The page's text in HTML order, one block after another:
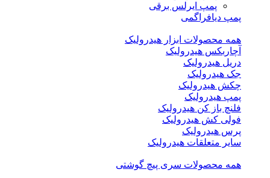
پمپ ایرلس برقی
پمپ دیافراگمی
همه محصولات ابزار هیدرولیک
آچاربکس هیدرولیک
دریل هیدرولیک
جک هیدرولیک
چکش هیدرولیک
پمپ هیدرولیک
فلنچ باز کن هیدرولیک
فولی کش هیدرولیک
پرس هیدرولیک
سایر متعلقات هیدرولیک
همه محصولات سری پیچ گوشتی